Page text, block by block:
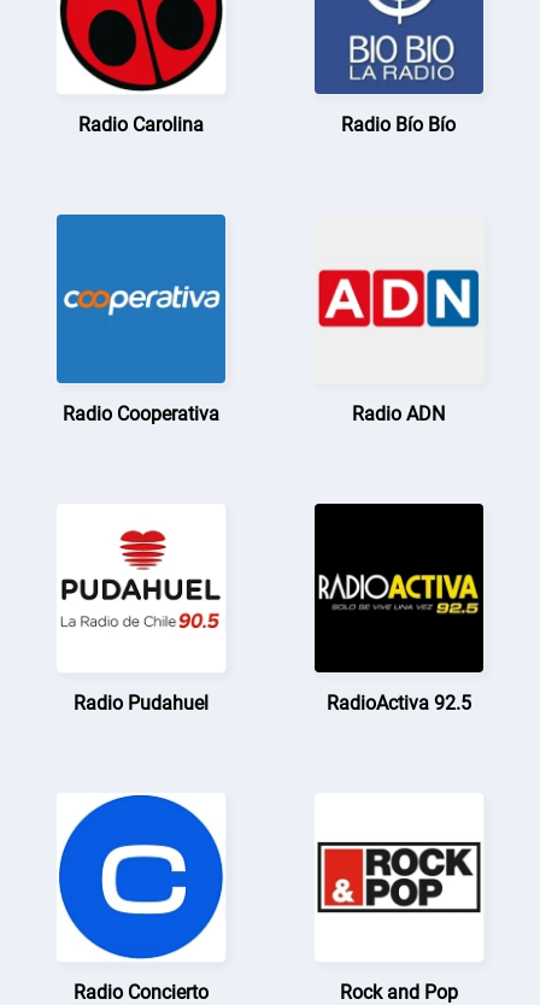
Radio Carolina Radio Bío Bío
Radio Cooperativa Radio ADN
Radio Pudahuel RadioActiva 92.5
Radio Concierto Rock and Pop